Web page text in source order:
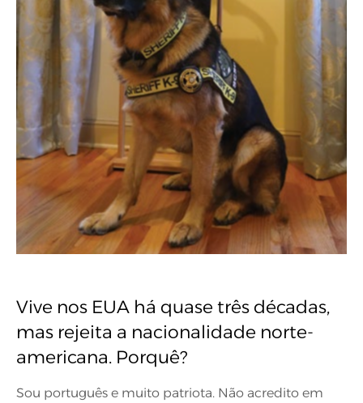
Vive nos EUA há quase três décadas,
mas rejeita a nacionalidade norte-
americana. Porquê?
Sou português e muito patriota. Não acredito em